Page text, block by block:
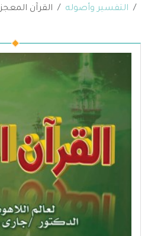
التفسير وأصوله
القرآن المعجز